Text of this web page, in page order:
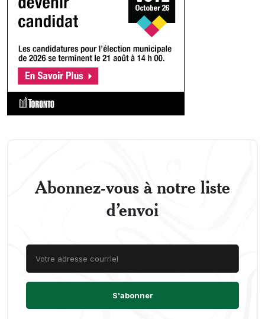
Abonnez-vous à notre liste
d’envoi